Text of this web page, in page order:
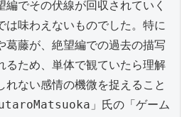
でその伏線が回収されていく
は味わえないものでした。特に
葛藤が、絶望編での過去の描写
るため、単体で観ていたら理解
れない感情の機微を捉えること
」氏の「ゲーム